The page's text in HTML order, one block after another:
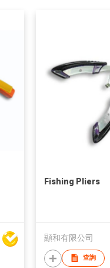
Fishing Pliers
顯和有限公司
查詢